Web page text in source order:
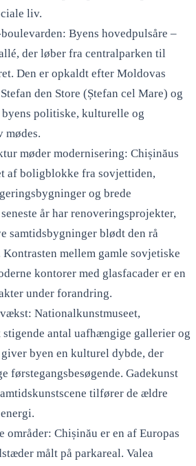
liv.
Byens hovedpulsåre –
der løber fra centralparken til
Den er opkaldt efter Moldovas
den Store (Ștefan cel Mare) og
byens politiske, kulturelle og
mødes.
møder modernisering: Chișinăus
af boligblokke fra sovjettiden,
og brede
år har renoveringsprojekter,
samtidsbygninger blødt den rå
mellem gamle sovjetiske
kontorer med glasfacader er en
under forandring.
Nationalkunstmuseet,
stigende antal uafhængige gallerier og
byen en kulturel dybde, der
førstegangsbesøgende. Gadekunst
tilfører de ældre
områder: Chișinău er en af Europas
målt på parkareal. Valea